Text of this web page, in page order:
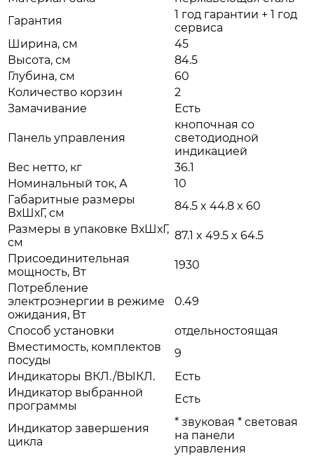
Гарантия
1 год гарантии + 1 год
сервиса
Ширина, см
45
Высота, см
84.5
Глубина, см
60
Количество корзин
2
Замачивание
Есть
Панель управления
кнопочная со
светодиодной
индикацией
Вес нетто, кг
36.1
Номинальный ток, А
10
Габаритные размеры
ВхШхГ, см
84.5 x 44.8 x 60
Размеры в упаковке ВхШхГ,
см
87.1 x 49.5 x 64.5
Присоединительная
мощность, Вт
1930
Потребление
электроэнергии в режиме
ожидания, Вт
0.49
Способ установки
отдельностоящая
Вместимость, комплектов
посуды
9
Индикаторы ВКЛ./ВЫКЛ.
Есть
Индикатор выбранной
программы
Есть
Индикатор завершения
цикла
* звуковая * световая
на панели
управления